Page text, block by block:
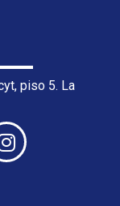
piso 5. La